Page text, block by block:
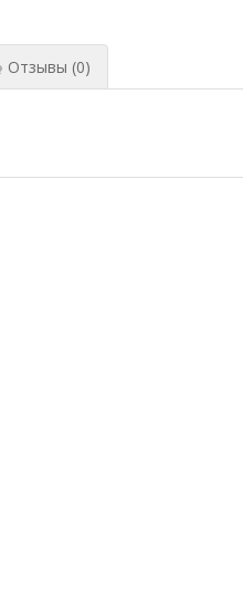
Отзывы (0)